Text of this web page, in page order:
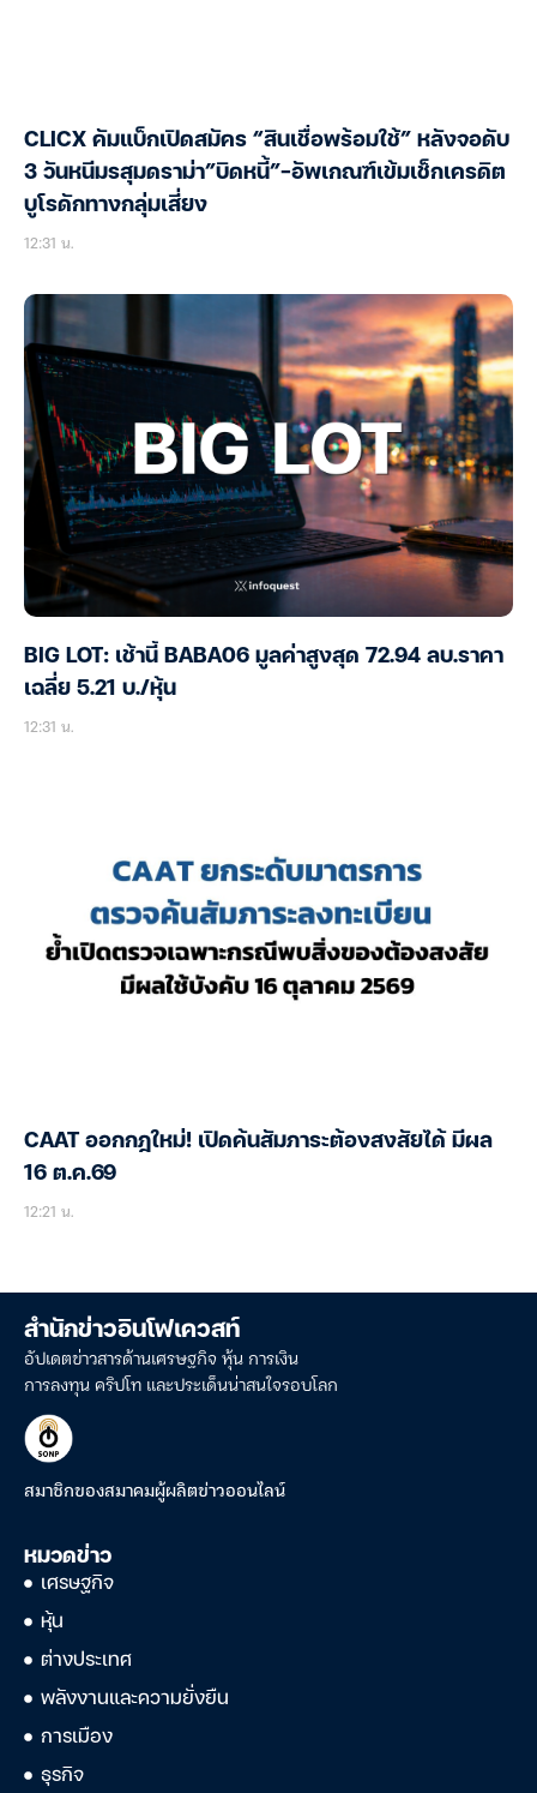
CLICX คัมแบ็กเปิดสมัคร “สินเชื่อพร้อมใช้” หลังจอดับ
3 วันหนีมรสุมดราม่า”บิดหนี้”-อัพเกณฑ์เข้มเช็กเครดิต
บูโรดักทางกลุ่มเสี่ยง
12:31 น.
BIG LOT: เช้านี้ BABA06 มูลค่าสูงสุด 72.94 ลบ.ราคา
เฉลี่ย 5.21 บ./หุ้น
12:31 น.
CAAT ออกกฎใหม่! เปิดค้นสัมภาระต้องสงสัยได้ มีผล
16 ต.ค.69
12:21 น.
สำนักข่าวอินโฟเควสท์
อัปเดตข่าวสารด้านเศรษฐกิจ หุ้น การเงิน
การลงทุน คริปโท และประเด็นน่าสนใจรอบโลก
สมาชิกของสมาคมผู้ผลิตข่าวออนไลน์
หมวดข่าว
เศรษฐกิจ
หุ้น
ต่างประเทศ
พลังงานและความยั่งยืน
การเมือง
ธุรกิจ